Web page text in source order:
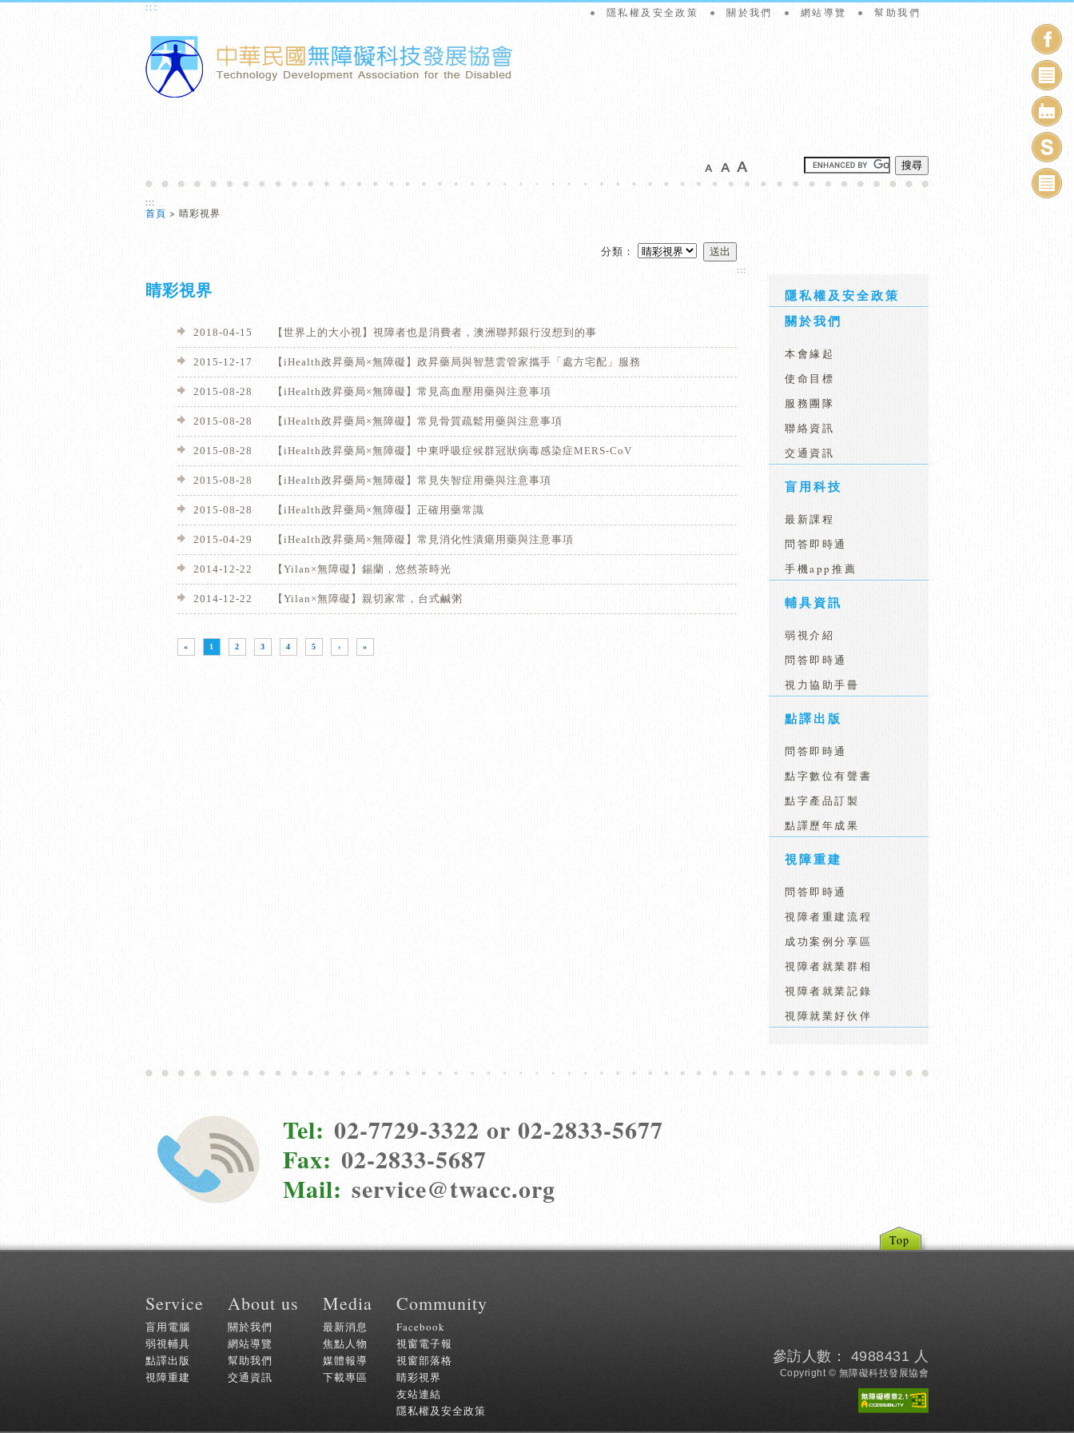
跳到主要內容區塊 ::: 隱私權及安全政策 關於我們 網站導覽 幫助我們
搜尋
:::
首頁 > 睛彩視界
分類：
睛彩視界
2018-04-15 【世界上的大小視】視障者也是消費者，澳洲聯邦銀行沒想到的事
2015-12-17 【iHealth政昇藥局×無障礙】政昇藥局與智慧雲管家攜手「處方宅配」服務
2015-08-28 【iHealth政昇藥局×無障礙】常見高血壓用藥與注意事項
2015-08-28 【iHealth政昇藥局×無障礙】常見骨質疏鬆用藥與注意事項
2015-08-28 【iHealth政昇藥局×無障礙】中東呼吸症候群冠狀病毒感染症MERS-CoV
2015-08-28 【iHealth政昇藥局×無障礙】常見失智症用藥與注意事項
2015-08-28 【iHealth政昇藥局×無障礙】正確用藥常識
2015-04-29 【iHealth政昇藥局×無障礙】常見消化性潰瘍用藥與注意事項
2014-12-22 【Yilan×無障礙】錫蘭，悠然茶時光
2014-12-22 【Yilan×無障礙】親切家常，台式鹹粥
« 1 2 3 4 5 › »
:::
隱私權及安全政策
關於我們
本會緣起
使命目標
服務團隊
聯絡資訊
交通資訊
盲用科技
最新課程
問答即時通
手機app推薦
輔具資訊
弱視介紹
問答即時通
視力協助手冊
點譯出版
問答即時通
點字數位有聲書
點字產品訂製
點譯歷年成果
視障重建
問答即時通
視障者重建流程
成功案例分享區
視障者就業群相
視障者就業記錄
視障就業好伙伴
Tel: 02-7729-3322 or 02-2833-5677
Fax: 02-2833-5687
Mail: service@twacc.org
Top
Service
盲用電腦
弱視輔具
點譯出版
視障重建
About us
關於我們
網站導覽
幫助我們
交通資訊
Media
最新消息
焦點人物
媒體報導
下載專區
Community
Facebook
視窗電子報
視窗部落格
睛彩視界
友站連結
隱私權及安全政策
參訪人數： 4988431 人
Copyright © 無障礙科技發展協會